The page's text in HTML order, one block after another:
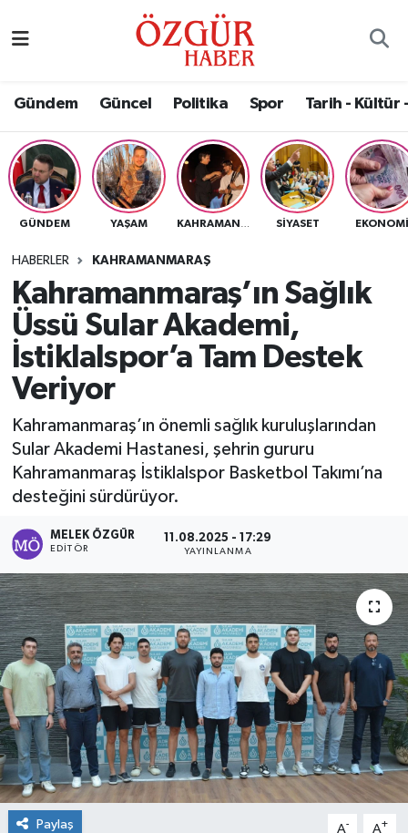
Gündem Güncel Politika Spor Tarih - Kültür
GÜNDEM YAŞAM SIYASET EKONOMI
HABERLER KAHRAMANMARAŞ
Kahramanmaraş’ın Sağlık
Üssü Sular Akademi,
İstiklalspor’a Tam Destek
Veriyor
Kahramanmaraş’ın önemli sağlık kuruluşlarından
Sular Akademi Hastanesi, şehrin gururu
Kahramanmaraş İstiklalspor Basketbol Takımı’na
desteğini sürdürüyor.
MELEK ÖZGÜR
EDITÖR
11.08.2025 - 17:29
YAYINLANMA
Paylaş A- A+
Eğitim
Ekonomi
Güncel
Gündem
Magazin
Politika
Sağlık
Spor
Tarih - Kültür - Sanat - Turizm
Yaşam
Nöbetçi Eczaneler
Namaz Vakitleri
Trafik Durumu
Süper Lig Puan Durumu ve Fikstür
Tüm Manşetler
Son Dakika Haberleri
Haber Arşivi